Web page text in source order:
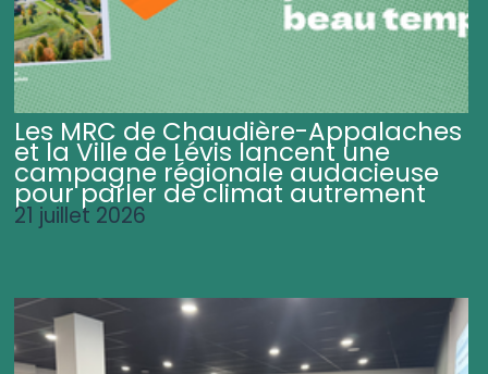
Les MRC de Chaudière-Appalaches
et la Ville de Lévis lancent une
campagne régionale audacieuse
pour parler de climat autrement
21 juillet 2026